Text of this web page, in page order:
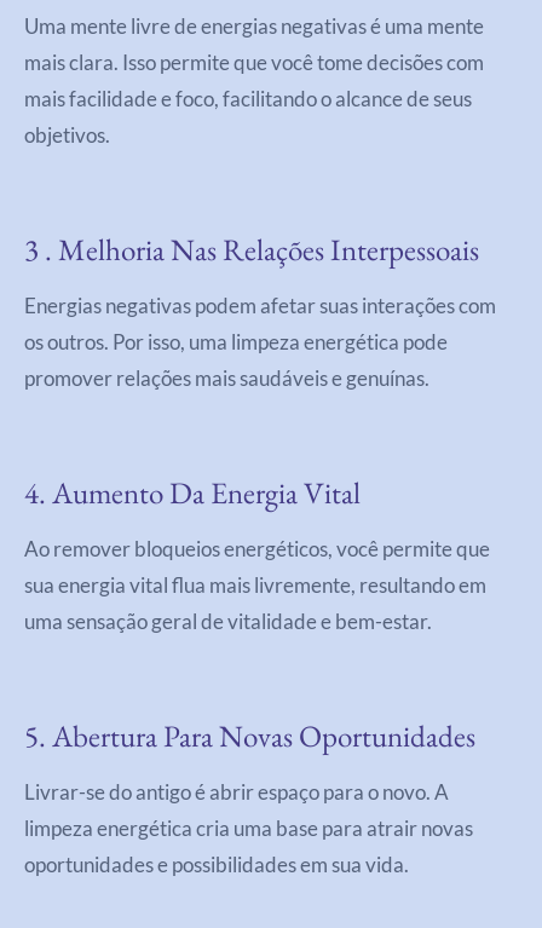
Uma mente livre de energias negativas é uma mente
mais clara. Isso permite que você tome decisões com
mais facilidade e foco, facilitando o alcance de seus
objetivos.
3 . Melhoria Nas Relações Interpessoais
Energias negativas podem afetar suas interações com
os outros. Por isso, uma limpeza energética pode
promover relações mais saudáveis e genuínas.
4. Aumento Da Energia Vital
Ao remover bloqueios energéticos, você permite que
sua energia vital flua mais livremente, resultando em
uma sensação geral de vitalidade e bem-estar.
5. Abertura Para Novas Oportunidades
Livrar-se do antigo é abrir espaço para o novo. A
limpeza energética cria uma base para atrair novas
oportunidades e possibilidades em sua vida.